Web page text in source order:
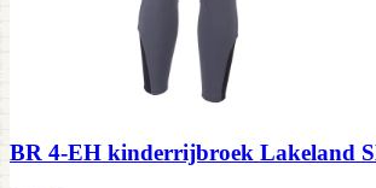
BR 4-EH kinderrijbroek Lakeland